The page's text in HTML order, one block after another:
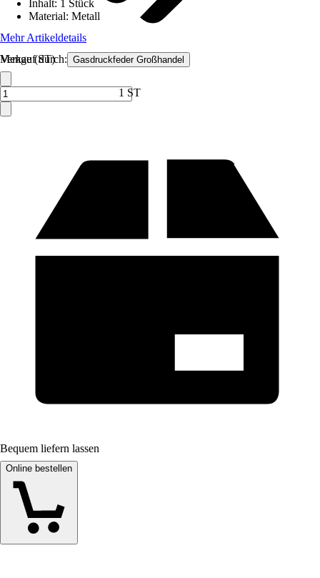
Verkauf durch: Gasdruckfeder Großhandel
Inhalt: 1 Stück
Material: Metall
Mehr Artikeldetails
Menge (ST)
1 ST
Bequem liefern lassen
Online bestellen